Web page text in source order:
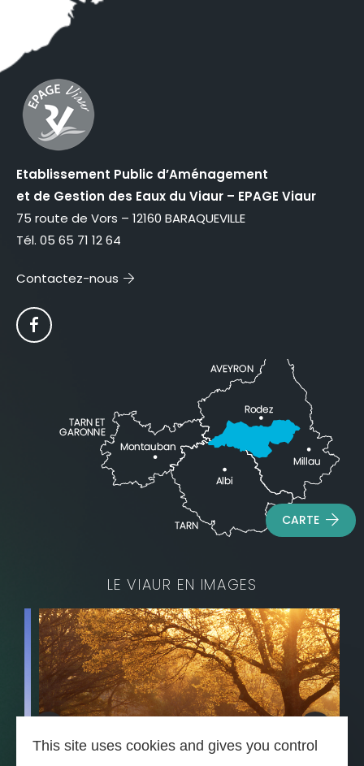
Etablissement Public d’Aménagement
et de Gestion des Eaux du Viaur – EPAGE Viaur
75 route de Vors – 12160 BARAQUEVILLE
Tél. 05 65 71 12 64
Contactez-nous
CARTE
LE VIAUR EN IMAGES
This site uses cookies and gives you control